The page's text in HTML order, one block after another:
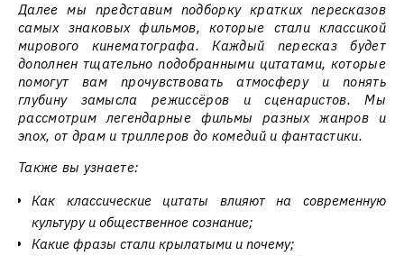
Далее мы представим подборку кратких пересказов
самых знаковых фильмов, которые стали классикой
мирового кинематографа. Каждый пересказ будет
дополнен тщательно подобранными цитатами, которые
помогут вам прочувствовать атмосферу и понять
глубину замысла режиссёров и сценаристов. Мы
рассмотрим легендарные фильмы разных жанров и
эпох, от драм и триллеров до комедий и фантастики.
Также вы узнаете:
Как классические цитаты влияют на современную
культуру и общественное сознание;
Какие фразы стали крылатыми и почему;